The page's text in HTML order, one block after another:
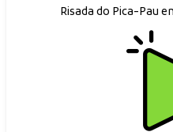
Risada do Pica-Pau